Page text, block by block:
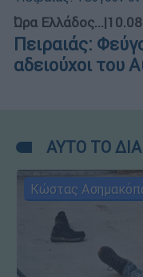
Ώρα Ελλάδος...|
Πειραιάς:
αδειούχοι του
ΑΥΤΟ ΤΟ
Κώστας